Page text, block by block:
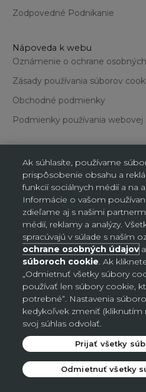
Zodpovedné Podnikanie
Nápoveda k webu
Oznámenie o ochrane
Zásady používania súborov
Obchodné podmienky
Podmienky používania webovej
Slovensko (EUR €)
Krajina
Bosna a
Česko (CZK Kč)
Nemecko (EUR
Slovensko (EUR €)
© 2026 -
Ak súhlasíte, používame
prispôsobenie obsahu a
funkcií sociálnych médií a na
Informácie o vašom
zdieľame aj s našimi
médií, reklamy a analýzy.
spracúvajú v súlade s naším
ochrane osobných údajov a
súboroch cookie. Ak
„Odmietnuť všetky súbory
používať len súbory cookie,
potrebné“. Nastavenia
kedykoľvek zmeniť (kliknutím
svoj súhlas odvolať.
Odmietnuť všetky
Prijať všetky